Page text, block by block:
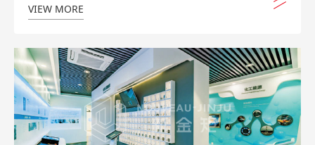
VIEW MORE